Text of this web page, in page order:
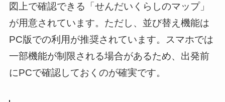
図上で確認できる「せんだいくらしのマップ」
が用意されています。ただし、並び替え機能は
PC版での利用が推奨されています。スマホでは
一部機能が制限される場合があるため、出発前
にPCで確認しておくのが確実です。